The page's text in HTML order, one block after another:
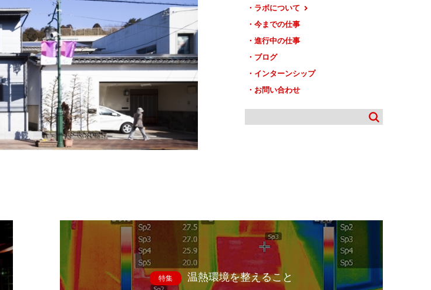
ラボについて
今までの仕事
進行中の仕事
ブログ
インターンシップ
お問い合わせ
特集 温熱環境を整えること